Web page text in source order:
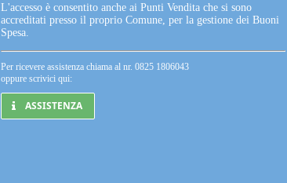
L'accesso è consentito anche ai Punti Vendita che si sono
accreditati presso il proprio Comune, per la gestione dei Buoni
Spesa.
Per ricevere assistenza chiama al nr. 0825 1806043
oppure scrivici qui:
ASSISTENZA